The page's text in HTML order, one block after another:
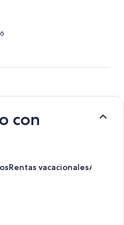
con
Rentas vacacionales